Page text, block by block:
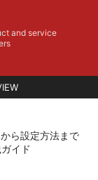
and service
ら設定方法まで
イド